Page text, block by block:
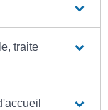
traite